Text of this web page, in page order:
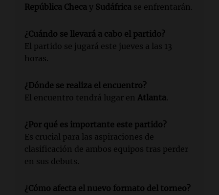
República Checa y Sudáfrica se enfrentarán.
¿Cuándo se llevará a cabo el partido?
El partido se jugará este jueves a las 13
horas.
¿Dónde se realiza el encuentro?
El encuentro tendrá lugar en Atlanta.
¿Por qué es importante este partido?
Es crucial para las aspiraciones de
clasificación de ambos equipos tras perder
en sus debuts.
¿Cómo afecta el nuevo formato del torneo?